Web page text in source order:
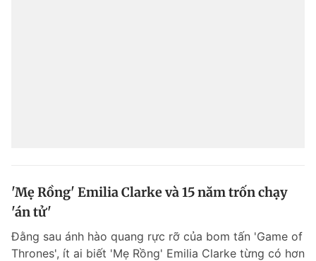
Thông tin tòa soạn Liên hệ quảng cáo
'Mẹ Rồng' Emilia Clarke và 15 năm trốn chạy
'án tử'
Đằng sau ánh hào quang rực rỡ của bom tấn 'Game of
Thrones', ít ai biết 'Mẹ Rồng' Emilia Clarke từng có hơn